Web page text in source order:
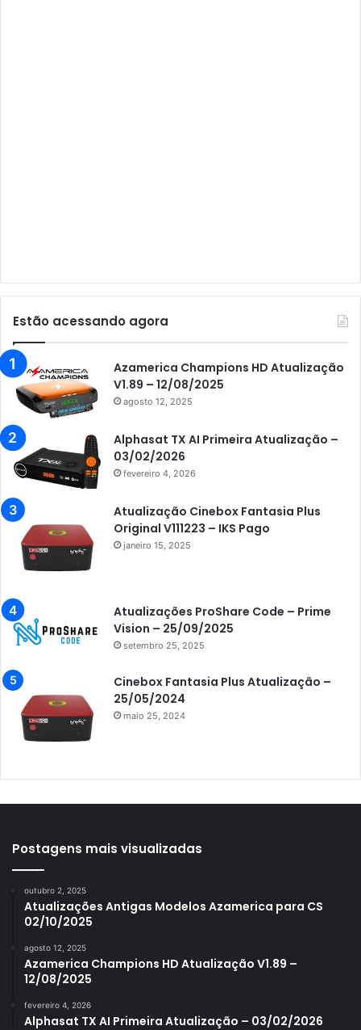
Audisat K10 Urus
Audisat K20 Huracan
Audisat K30 Aventador
Azamerica
Azamerica Beats
Azamerica Champions
Azamerica Champions IPTV
Azamerica Extremo IPTV
Azamerica F92 Plus
Azamerica Gold
Azamerica i7 IPTV
Azamerica King
Azamerica King GX PRO
Azamerica King IPTV
Azamerica Mobi
Azamerica S1005
Azamerica S1006 Plus
Azamerica S1007 New
Azamerica S1007 Plus
Azamerica S1009
Estão acessando agora
Azamerica Champions HD Atualização
V1.89 – 12/08/2025
agosto 12, 2025
Alphasat TX AI Primeira Atualização –
03/02/2026
fevereiro 4, 2026
Atualização Cinebox Fantasia Plus
Original V111223 – IKS Pago
janeiro 15, 2025
Atualizações ProShare Code – Prime
Vision – 25/09/2025
setembro 25, 2025
Cinebox Fantasia Plus Atualização –
25/05/2024
maio 25, 2024
Postagens mais visualizadas
outubro 2, 2025
Atualizações Antigas Modelos Azamerica para CS
02/10/2025
agosto 12, 2025
Azamerica Champions HD Atualização V1.89 –
12/08/2025
fevereiro 4, 2026
Alphasat TX AI Primeira Atualização – 03/02/2026